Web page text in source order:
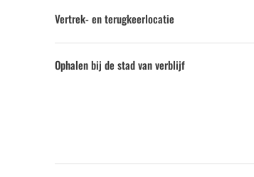
Vertrek- en terugkeerlocatie
Ophalen bij de stad van verblijf